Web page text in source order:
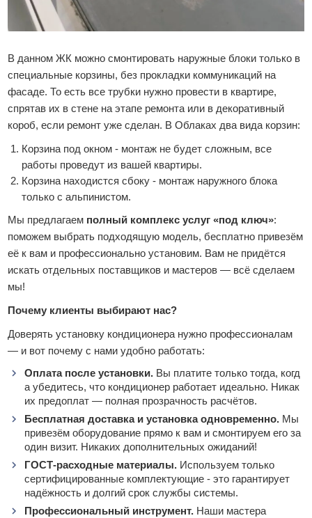
В данном ЖК можно смонтировать наружные блоки только в
специальные корзины, без прокладки коммуникаций на
фасаде. То есть все трубки нужно провести в квартире,
спрятав их в стене на этапе ремонта или в декоративный
короб, если ремонт уже сделан. В Облаках два вида корзин:
Корзина под окном - монтаж не будет сложным, все
работы проведут из вашей квартиры.
Корзина находистся сбоку - монтаж наружного блока
только с альпинистом.
Мы предлагаем полный комплекс услуг «под ключ»:
поможем выбрать подходящую модель, бесплатно привезём
её к вам и профессионально установим. Вам не придётся
искать отдельных поставщиков и мастеров — всё сделаем
мы!
Почему клиенты выбирают нас?
Доверять установку кондиционера нужно профессионалам
— и вот почему с нами удобно работать:
Оплата после установки. Вы платите только тогда, когд
а убедитесь, что кондиционер работает идеально. Никак
их предоплат — полная прозрачность расчётов.
Бесплатная доставка и установка одновременно. Мы
привезём оборудование прямо к вам и смонтируем его за
один визит. Никаких дополнительных ожиданий!
ГОСТ‑расходные материалы. Используем только
сертифицированные комплектующие - это гарантирует
надёжность и долгий срок службы системы.
Профессиональный инструмент. Наши мастера